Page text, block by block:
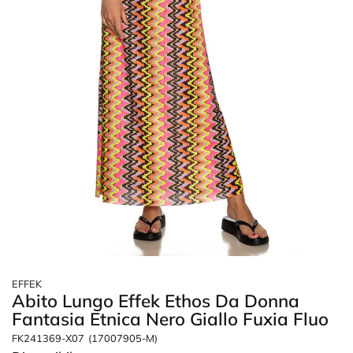
EFFEK
Abito Lungo Effek Ethos Da Donna
Fantasia Etnica Nero Giallo Fuxia Fluo
FK241369-X07 (17007905-M)